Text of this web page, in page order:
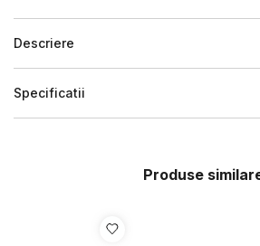
Descriere
Specificatii
Produse